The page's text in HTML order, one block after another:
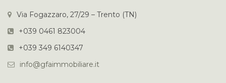
Via Fogazzaro, 27/29 – Trento (TN)
+039 0461 823004
+039 349 6140347
info@gfaimmobiliare.it